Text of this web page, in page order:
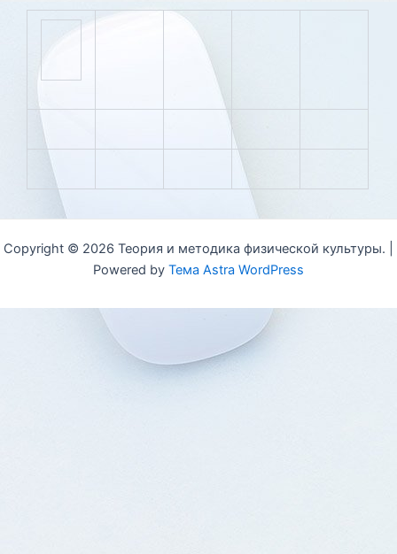
Copyright © 2026 Теория и методика физической культуры. |
Powered by Тема Astra WordPress